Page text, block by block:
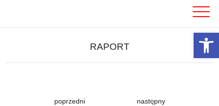
RAPORT
poprzedni następny